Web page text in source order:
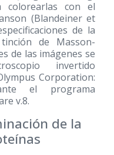
colorearlas con el
(Blandeiner et
de la
de Masson-
de las imágenes se
invertido
Corporation:
el programa
v.8.
de la